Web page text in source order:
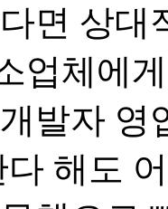
면 상대
업체에
발자
해도